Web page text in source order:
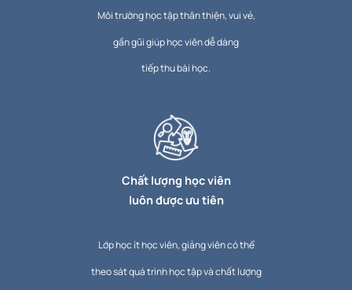
Môi trường học tập thân thiện, vui vẻ,
gần gũi giúp học viên dễ dàng
tiếp thu bài học.
Chất lượng học viên
luôn được ưu tiên
Lớp học ít học viên, giảng viên có thể
theo sát quá trình học tập và chất lượng